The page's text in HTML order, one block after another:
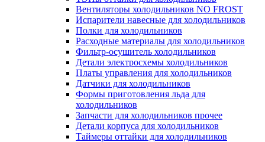
Вентиляторы холодильников NO FROST
Испарители навесные для холодильников
Полки для холодильников
Расходные материалы для холодильников
Фильтр-осушитель холодильников
Детали электросхемы холодильников
Платы управления для холодильников
Датчики для холодильников
Формы приготовления льда для
холодильников
Запчасти для холодильников прочее
Детали корпуса для холодильников
Таймеры оттайки для холодильников